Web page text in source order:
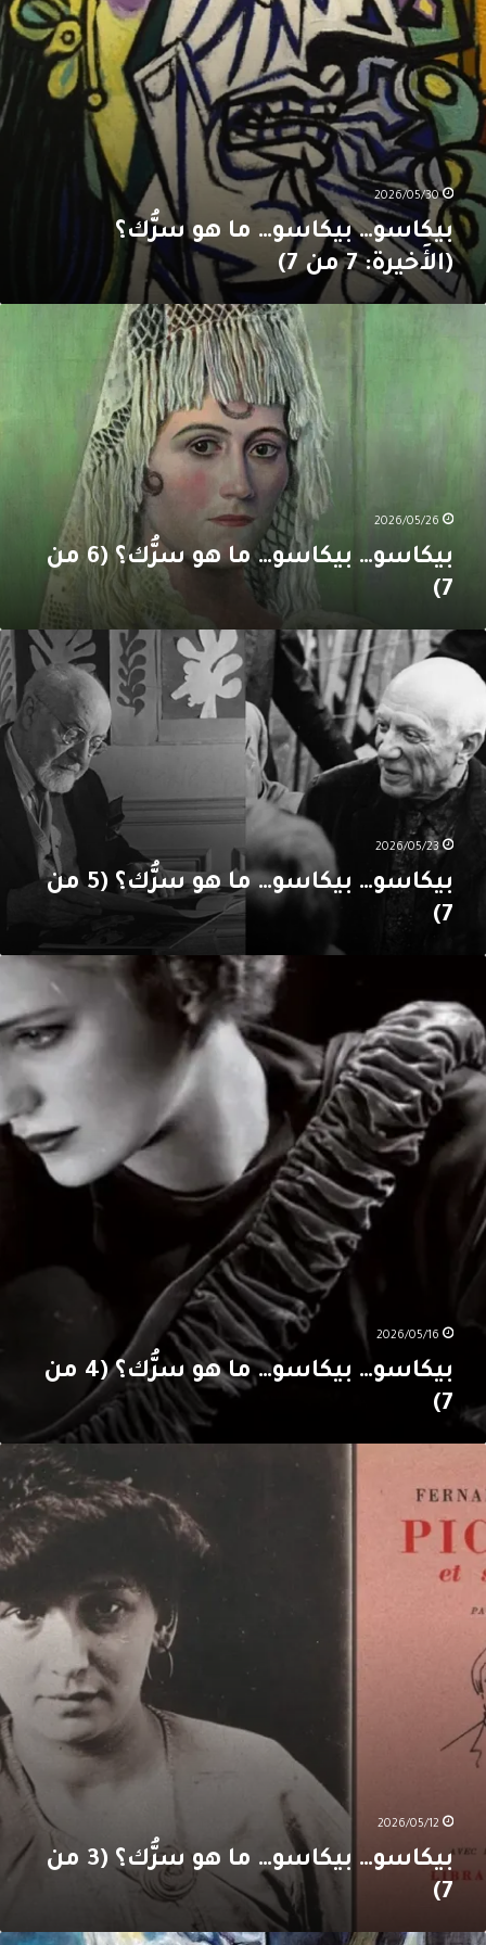
7)
2026/05/30
بيكاسو… بيكاسو… ما هو سرُّك؟
(الأَخيرة: 7 من 7)
2026/05/26
بيكاسو… بيكاسو… ما هو سرُّك؟ (6 من
7)
بيكاسو…
بيكاسو…
ما
سرُّك؟
(5
من
2026/05/23
بيكاسو… بيكاسو… ما هو سرُّك؟ (5 من
7)
ما
هو
سرُّك؟
(4
من
2026/05/16
بيكاسو… بيكاسو… ما هو سرُّك؟ (4 من
7)
ما
هو
سرُّك؟
7)
2026/05/12
بيكاسو… بيكاسو… ما هو سرُّك؟ (3 من
7)